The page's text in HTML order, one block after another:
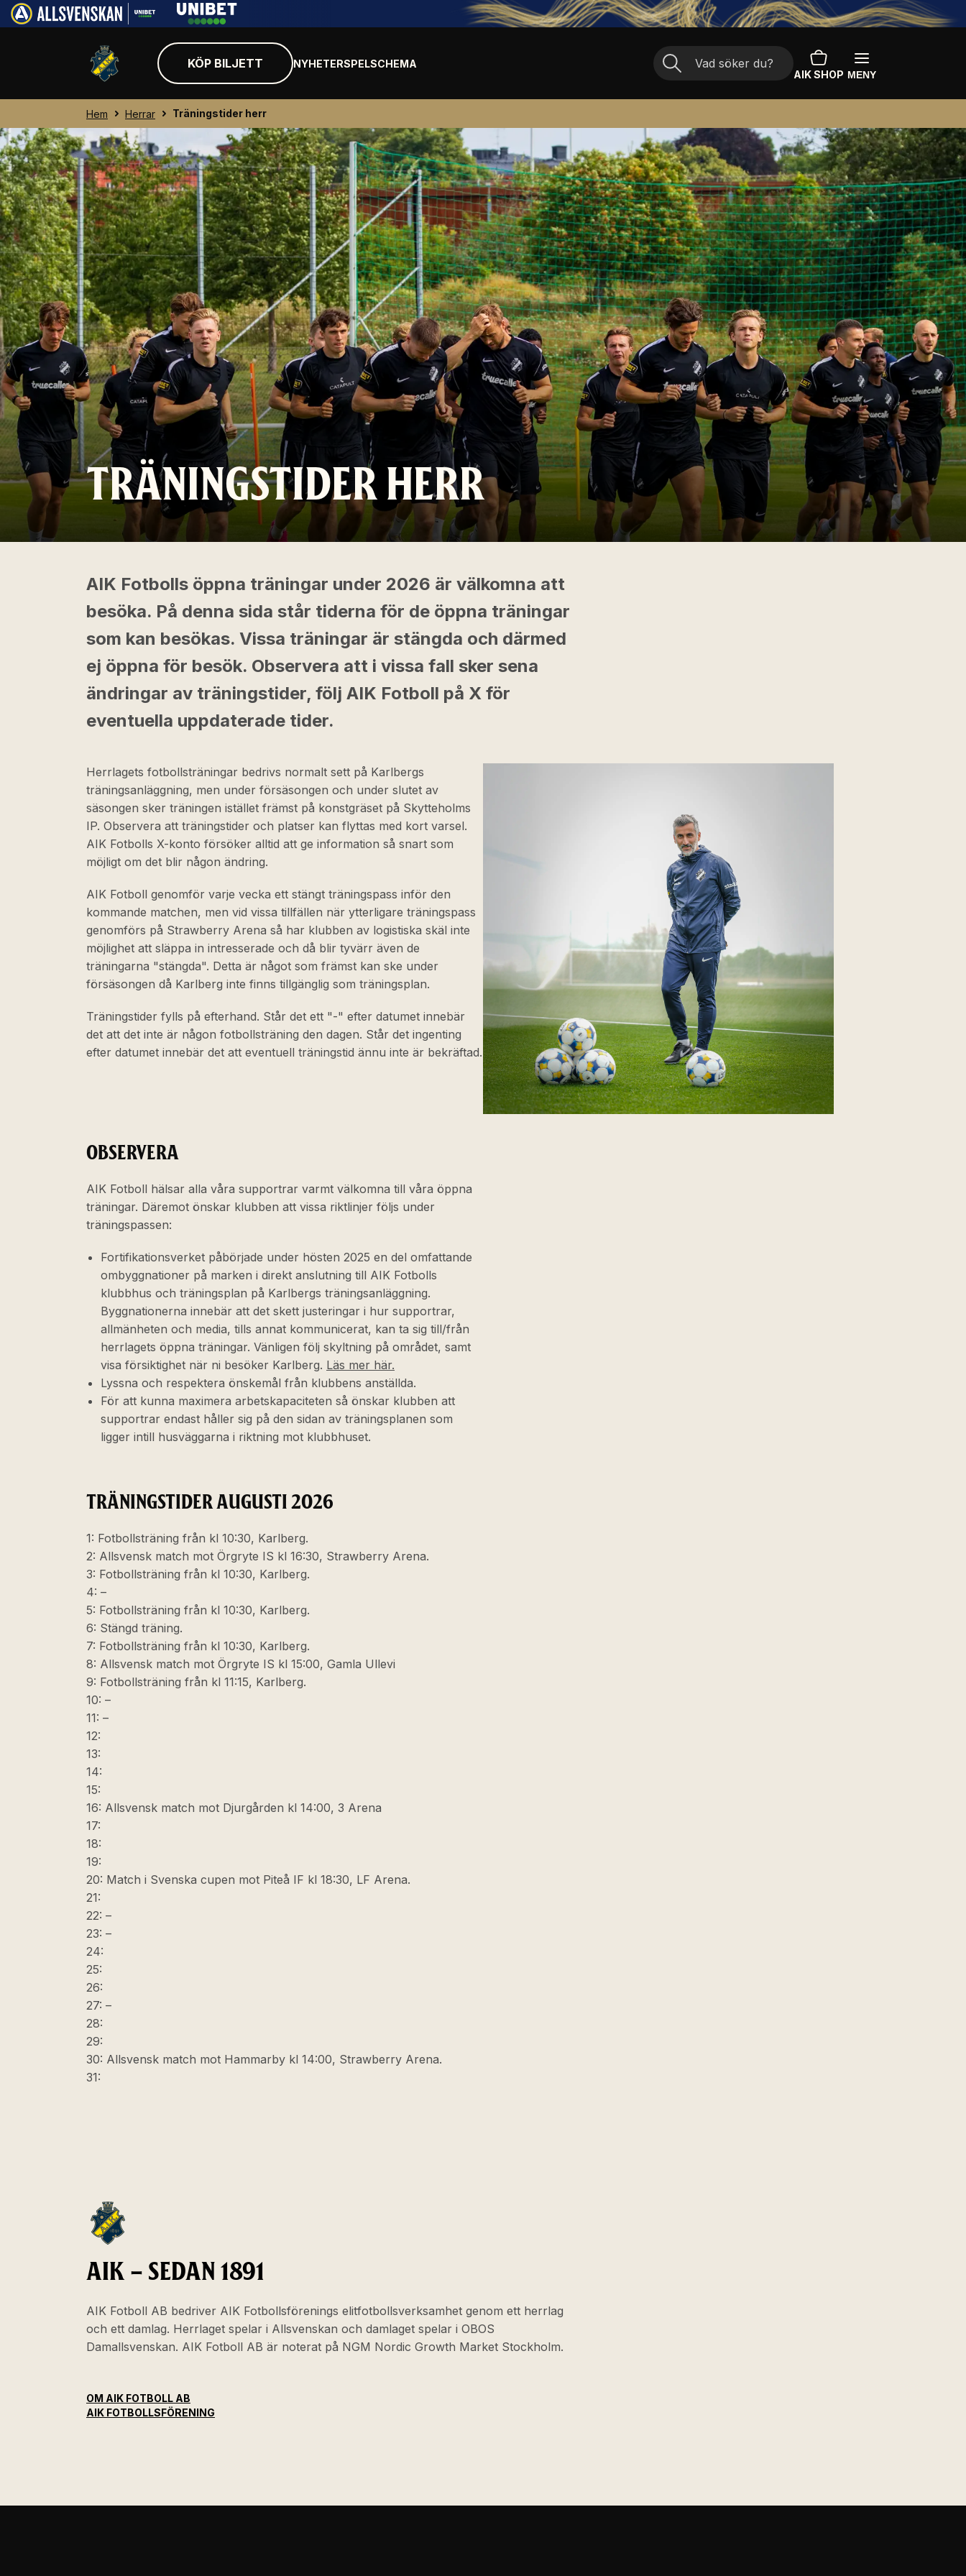
KÖP BILJETT NYHETERSPELSCHEMA
AIK SHOP MENY
Hem Herrar Träningstider herr
TRÄNINGSTIDER HERR
AIK Fotbolls öppna träningar under 2026 är välkomna att
besöka. På denna sida står tiderna för de öppna träningar
som kan besökas. Vissa träningar är stängda och därmed
ej öppna för besök. Observera att i vissa fall sker sena
ändringar av träningstider, följ AIK Fotboll på X för
eventuella uppdaterade tider.
Herrlagets fotbollsträningar bedrivs normalt sett på Karlbergs
träningsanläggning, men under försäsongen och under slutet av
säsongen sker träningen istället främst på konstgräset på Skytteholms
IP. Observera att träningstider och platser kan flyttas med kort varsel.
AIK Fotbolls X-konto försöker alltid att ge information så snart som
möjligt om det blir någon ändring.
AIK Fotboll genomför varje vecka ett stängt träningspass inför den
kommande matchen, men vid vissa tillfällen när ytterligare träningspass
genomförs på Strawberry Arena så har klubben av logistiska skäl inte
möjlighet att släppa in intresserade och då blir tyvärr även de
träningarna "stängda". Detta är något som främst kan ske under
försäsongen då Karlberg inte finns tillgänglig som träningsplan.
Träningstider fylls på efterhand. Står det ett "-" efter datumet innebär
det att det inte är någon fotbollsträning den dagen. Står det ingenting
efter datumet innebär det att eventuell träningstid ännu inte är bekräftad.
OBSERVERA
AIK Fotboll hälsar alla våra supportrar varmt välkomna till våra öppna
träningar. Däremot önskar klubben att vissa riktlinjer följs under
träningspassen:
Fortifikationsverket påbörjade under hösten 2025 en del omfattande
ombyggnationer på marken i direkt anslutning till AIK Fotbolls
klubbhus och träningsplan på Karlbergs träningsanläggning.
Byggnationerna innebär att det skett justeringar i hur supportrar,
allmänheten och media, tills annat kommunicerat, kan ta sig till/från
herrlagets öppna träningar. Vänligen följ skyltning på området, samt
visa försiktighet när ni besöker Karlberg. Läs mer här.
Lyssna och respektera önskemål från klubbens anställda.
För att kunna maximera arbetskapaciteten så önskar klubben att
supportrar endast håller sig på den sidan av träningsplanen som
ligger intill husväggarna i riktning mot klubbhuset.
TRÄNINGSTIDER AUGUSTI 2026
1: Fotbollsträning från kl 10:30, Karlberg.
2: Allsvensk match mot Örgryte IS kl 16:30, Strawberry Arena.
3: Fotbollsträning från kl 10:30, Karlberg.
4: –
5: Fotbollsträning från kl 10:30, Karlberg.
6: Stängd träning.
7: Fotbollsträning från kl 10:30, Karlberg.
8: Allsvensk match mot Örgryte IS kl 15:00, Gamla Ullevi
9: Fotbollsträning från kl 11:15, Karlberg.
10: –
11: –
12:
13:
14:
15:
16: Allsvensk match mot Djurgården kl 14:00, 3 Arena
17:
18:
19:
20: Match i Svenska cupen mot Piteå IF kl 18:30, LF Arena.
21:
22: –
23: –
24:
25:
26:
27: –
28:
29:
30: Allsvensk match mot Hammarby kl 14:00, Strawberry Arena.
31:
AIK – SEDAN 1891
AIK Fotboll AB bedriver AIK Fotbollsförenings elitfotbollsverksamhet genom ett herrlag
och ett damlag. Herrlaget spelar i Allsvenskan och damlaget spelar i OBOS
Damallsvenskan. AIK Fotboll AB är noterat på NGM Nordic Growth Market Stockholm.
OM AIK FOTBOLL AB
AIK FOTBOLLSFÖRENING